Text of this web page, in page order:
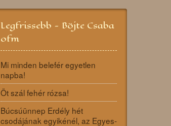
Legfrissebb - Böjte Csaba
ofm
Mi minden belefér egyetlen
napba!
Öt szál fehér rózsa!
Búcsúünnep Erdély hét
csodájának egyikénél, az Egyes-